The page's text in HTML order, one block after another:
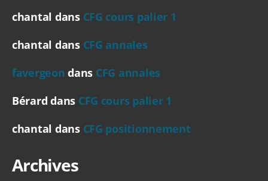
chantal dans CFG cours palier 1
chantal dans CFG annales
favergeon dans CFG annales
Bérard dans CFG cours palier 1
chantal dans CFG positionnement
Archives